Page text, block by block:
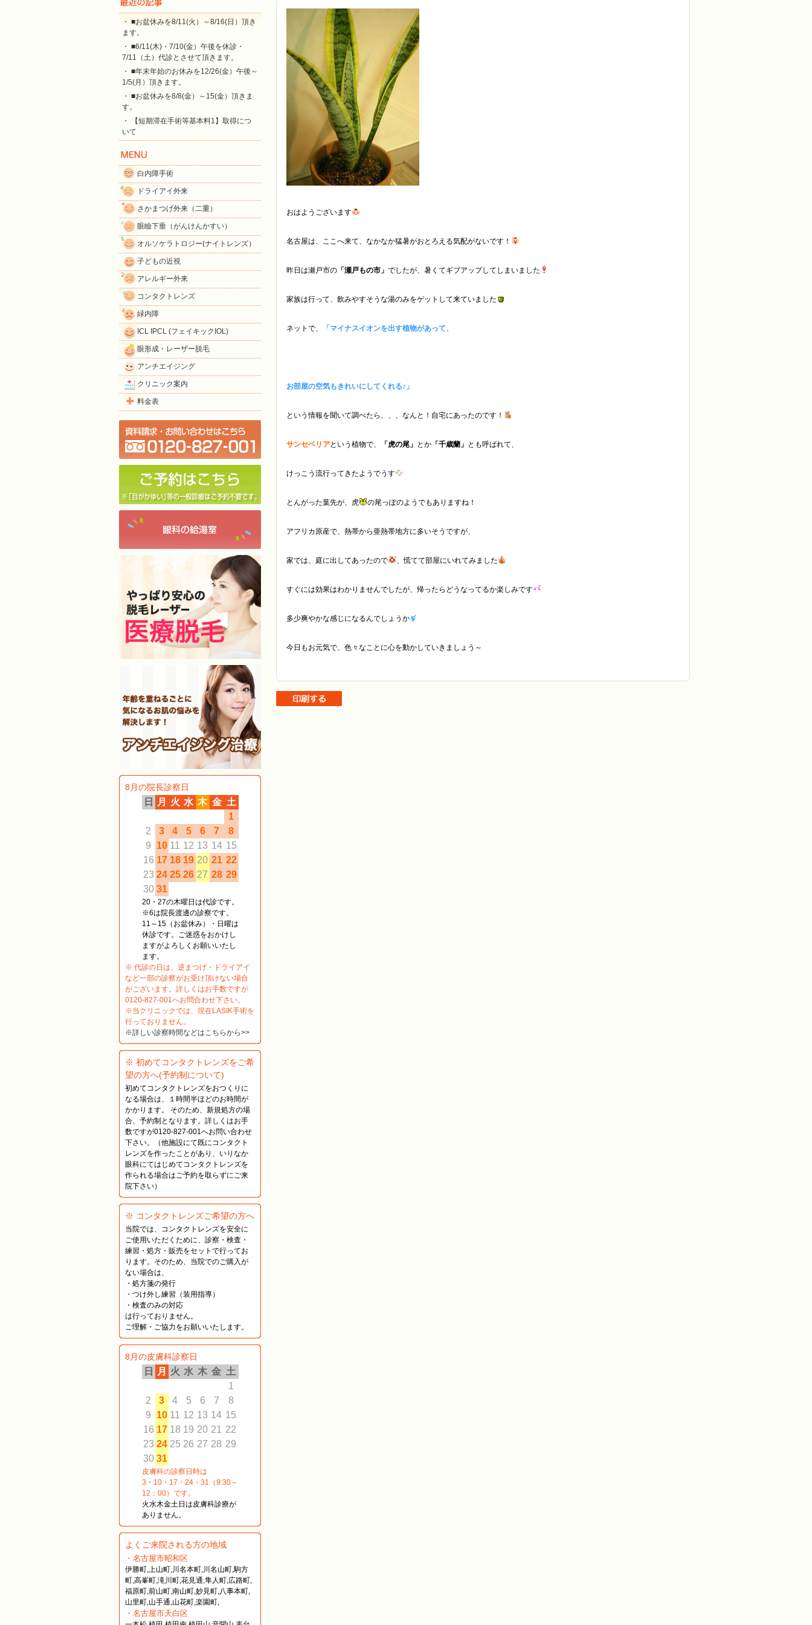
おはようございます
名古屋は、ここへ来て、なかなか猛暑がおとろえる気配がないです！
昨日は瀬戸市の 「瀬戸もの市」 でしたが、暑くてギブアップしてしまいました
家族は行って、飲みやすそうな湯のみをゲットして来ていました
ネットで、 「マイナスイオンを出す植物があって、
お部屋の空気もきれいにしてくれる♪」
という情報を聞いて調べたら、、、なんと！自宅にあったのです！
サンセベリアという植物で、 「虎の尾」 とか 「千歳蘭」 とも呼ばれて、
けっこう流行ってきたようでうす
とんがった葉先が、虎 の尾っぽのようでもありますね！
アフリカ原産で、熱帯から亜熱帯地方に多いそうですが、
家では、庭に出してあったので 、慌てて部屋にいれてみました
すぐには効果はわかりませんでしたが、帰ったらどうなってるか楽しみです
多少爽やかな感じになるんでしょうか
今日もお元気で、色々なことに心を動かしていきましょう～
・ ■お盆休みを8/11(火）～8/16(日）頂き
ます。
・ ■6/11(木)・7/10(金）午後を休診・
7/11（土）代診とさせて頂きます。
・ ■年末年始のお休みを12/26(金）午後～
1/5(月）頂きます。
・ ■お盆休みを8/8(金）～15(金）頂きま
す。
・ 【短期滞在手術等基本料1】取得につ
いて
白内障手術
ドライアイ外来
さかまつげ外来（二重）
眼瞼下垂（がんけんかすい）
オルソケラトロジー(ナイトレンズ）
子どもの近視
アレルギー外来
コンタクトレンズ
緑内障
ICL IPCL (フェイキックIOL)
眼形成・レーザー脱毛
アンチエイジング
クリニック案内
料金表
8月の院長診察日
日 月 火 水 木 金 土
1
2
3 4 5 6 7
8
9
10 11 12 13 14 15
16 17 18 19 20 21 22
23 24 25 26 27 28 29
30 31
20・27の木曜日は代診です。
※6は院長渡邊の診察です。
11～15（お盆休み）・日曜は
休診です。ご迷惑をおかけし
ますがよろしくお願いいたし
ます。
※ 代診の日は、逆まつげ・ドライアイ
など一部の診察がお受け頂けない場合
がございます。詳しくはお手数ですが
0120-827-001へお問合わせ下さい。
※当クリニックでは、現在LASIK手術を
行っておりません。
※詳しい診察時間などはこちらから>>
※ 初めてコンタクトレンズをご希
望の方へ(予約制について)
初めてコンタクトレンズをおつくりに
なる場合は、１時間半ほどのお時間が
かかります。 そのため、新規処方の場
合、予約制となります。詳しくはお手
数ですが0120-827-001へお問い合わせ
下さい。（他施設にて既にコンタクト
レンズを作ったことがあり、いりなか
眼科にてはじめてコンタクトレンズを
作られる場合はご予約を取らずにご来
院下さい）
※ コンタクトレンズご希望の方へ
当院では、コンタクトレンズを安全に
ご使用いただくために、診察・検査・
練習・処方・販売をセットで行ってお
ります。そのため、当院でのご購入が
ない場合は、
・処方箋の発行
・つけ外し練習（装用指導）
・検査のみの対応
は行っておりません。
ご理解・ご協力をお願いいたします。
8月の皮膚科診察日
日 月 火 水 木 金 土
1
2
3 4 5 6 7
8
9
10 11 12 13 14 15
16 17 18 19 20 21
22
23 24 25 26 27 28 29
30 31
皮膚科の診察日時は
3・10・17・24・31（9:30～
12：00）です。
火水木金土日は皮膚科診療が
ありません。
よくご来院される方の地域
・名古屋市昭和区
伊勝町,上山町,川名本町,川名山町,駒方
町,高峯町,滝川町,花見通,隼人町,広路町,
福原町,前山町,南山町,妙見町,八事本町,
山里町,山手通,山花町,楽園町,
・名古屋市天白区